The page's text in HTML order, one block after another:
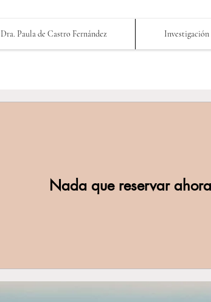
Dra. Paula de Castro Fernández Investigación
Nada que reservar